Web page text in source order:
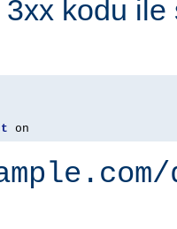
3xx kodu
on